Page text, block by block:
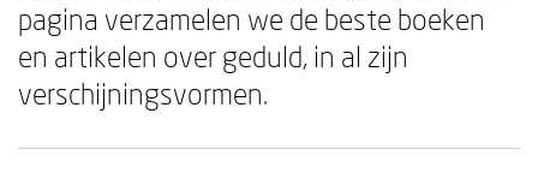
pagina verzamelen we de beste boeken
en artikelen over geduld, in al zijn
verschijningsvormen.